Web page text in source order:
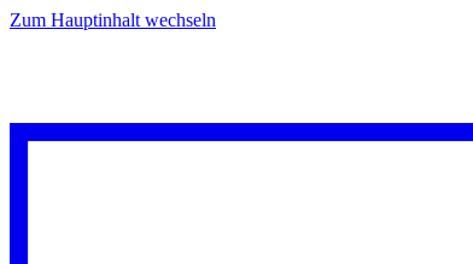
Zum Hauptinhalt wechseln